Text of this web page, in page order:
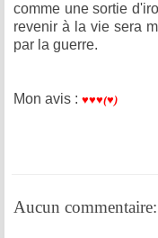
comme une sortie
revenir à la vie sera
par la guerre.
Mon avis : ♥♥♥(♥)
Aucun commentaire: